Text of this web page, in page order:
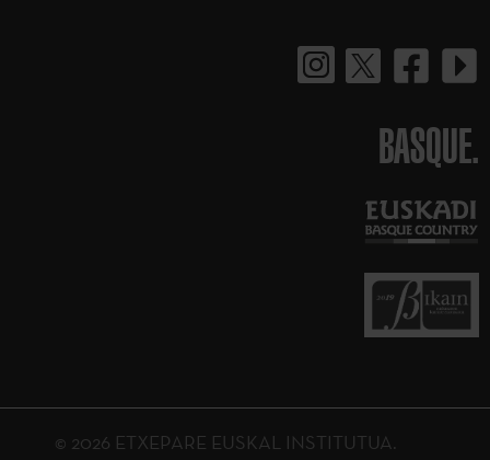
BASQUE.
© 2026 ETXEPARE EUSKAL INSTITUTUA.